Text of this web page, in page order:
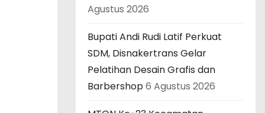
Agustus 2026
Bupati Andi Rudi Latif Perkuat
SDM, Disnakertrans Gelar
Pelatihan Desain Grafis dan
Barbershop6 Agustus 2026